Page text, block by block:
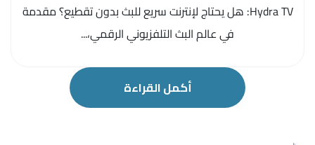
Hydra TV: هل يحتاج لإنترنت سريع للبث بدون تقطيع؟ مقدمة
في عالم البث التلفزيوني الرقمي،...
أكمل القراءة